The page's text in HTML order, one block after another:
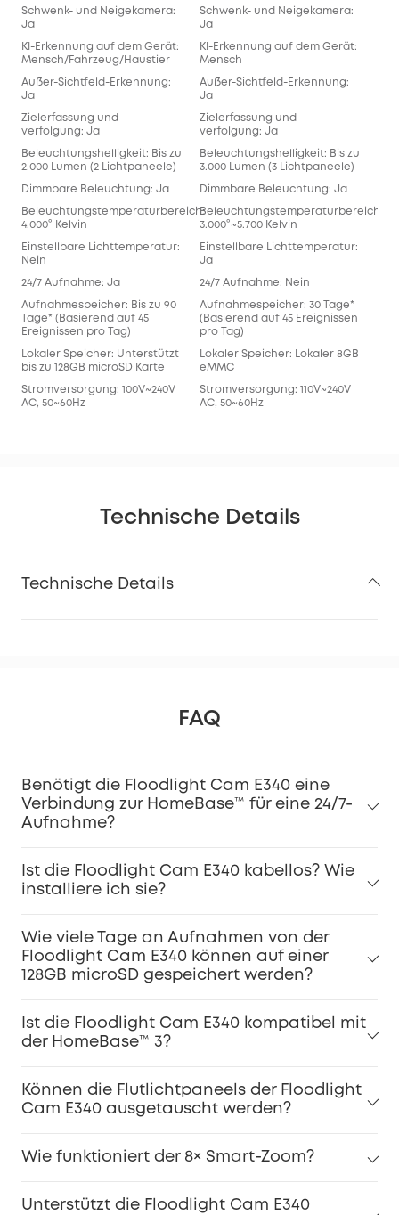
Schwenk- und Neigekamera:
Ja
KI-Erkennung auf dem Gerät:
Mensch/Fahrzeug/Haustier
Außer-Sichtfeld-Erkennung:
Ja
Zielerfassung und -
verfolgung: Ja
Beleuchtungshelligkeit: Bis zu
2.000 Lumen (2 Lichtpaneele)
Dimmbare Beleuchtung: Ja
Beleuchtungstemperaturbereich:
4.000° Kelvin
Einstellbare Lichttemperatur:
Nein
24/7 Aufnahme: Ja
Aufnahmespeicher: Bis zu 90
Tage* (Basierend auf 45
Ereignissen pro Tag)
Lokaler Speicher: Unterstützt
bis zu 128GB microSD Karte
Stromversorgung: 100V~240V
AC, 50~60Hz
Schwenk- und Neigekamera:
Ja
KI-Erkennung auf dem Gerät:
Mensch
Außer-Sichtfeld-Erkennung:
Ja
Zielerfassung und -
verfolgung: Ja
Beleuchtungshelligkeit: Bis zu
3.000 Lumen (3 Lichtpaneele)
Dimmbare Beleuchtung: Ja
Beleuchtungstemperaturbereich:
3.000°~5.700 Kelvin
Einstellbare Lichttemperatur:
Ja
24/7 Aufnahme: Nein
Aufnahmespeicher: 30 Tage*
(Basierend auf 45 Ereignissen
pro Tag)
Lokaler Speicher: Lokaler 8GB
eMMC
Stromversorgung: 110V~240V
AC, 50~60Hz
Technische Details
Technische Details
FAQ
Benötigt die Floodlight Cam E340 eine
Verbindung zur HomeBase™ für eine 24/7-
Aufnahme?
Ist die Floodlight Cam E340 kabellos? Wie
installiere ich sie?
Wie viele Tage an Aufnahmen von der
Floodlight Cam E340 können auf einer
128GB microSD gespeichert werden?
Ist die Floodlight Cam E340 kompatibel mit
der HomeBase™ 3?
Können die Flutlichtpaneels der Floodlight
Cam E340 ausgetauscht werden?
Wie funktioniert der 8× Smart-Zoom?
Unterstützt die Floodlight Cam E340